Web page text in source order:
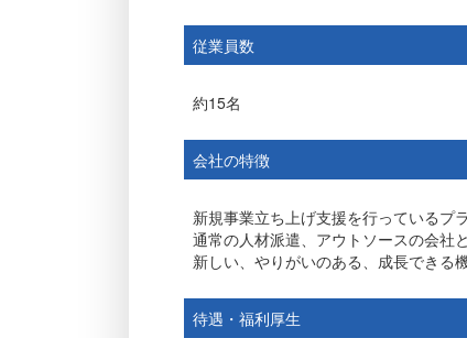
従業員数
約15名
会社の特徴
新規事業立ち上げ支援を行っているプ
通常の人材派遣、アウトソースの会社
新しい、やりがいのある、成長できる
待遇・福利厚生